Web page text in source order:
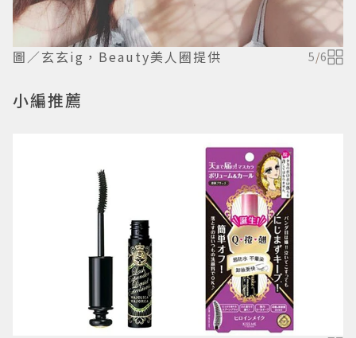
圖／玄玄ig，Beauty美人圈提供 5/6
小編推薦